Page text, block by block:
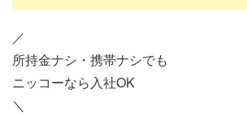
／
所持金ナシ・携帯ナシでも
ニッコーなら入社OK
＼